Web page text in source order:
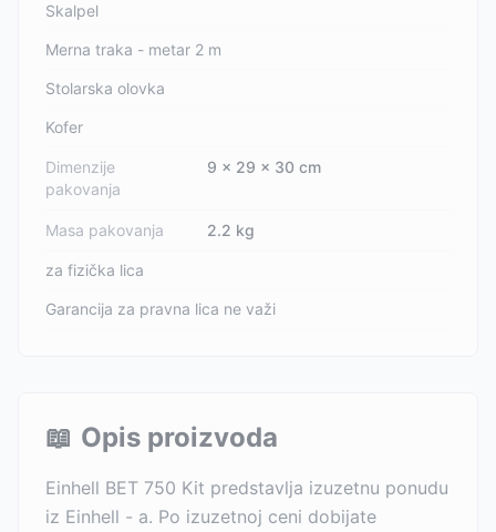
Skalpel
Merna traka - metar 2 m
Stolarska olovka
Kofer
Dimenzije
pakovanja
9 x 29 x 30 cm
Masa pakovanja 2.2 kg
za fizička lica
Garancija za pravna lica ne važi
📖 Opis proizvoda
Einhell BET 750 Kit predstavlja izuzetnu ponudu
iz Einhell - a. Po izuzetnoj ceni dobijate